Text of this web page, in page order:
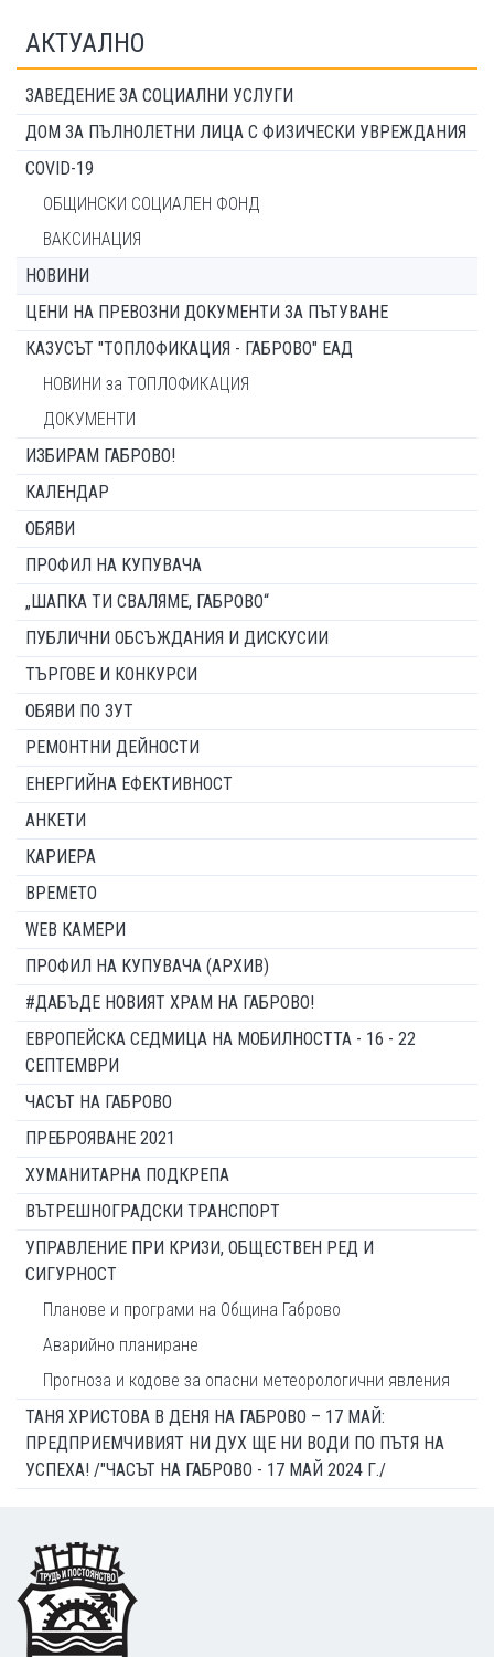
АКТУАЛНО
ЗАВЕДЕНИЕ ЗА СОЦИАЛНИ УСЛУГИ
ДОМ ЗА ПЪЛНОЛЕТНИ ЛИЦА С ФИЗИЧЕСКИ УВРЕЖДАНИЯ
COVID-19
ОБЩИНСКИ СОЦИАЛЕН ФОНД
ВАКСИНАЦИЯ
НОВИНИ
ЦЕНИ НА ПРЕВОЗНИ ДОКУМЕНТИ ЗА ПЪТУВАНЕ
КАЗУСЪТ "ТОПЛОФИКАЦИЯ - ГАБРОВО" ЕАД
НОВИНИ за ТОПЛОФИКАЦИЯ
ДОКУМЕНТИ
ИЗБИРАМ ГАБРОВО!
КАЛЕНДАР
ОБЯВИ
ПРОФИЛ НА КУПУВАЧА
„ШАПКА ТИ СВАЛЯМЕ, ГАБРОВО“
ПУБЛИЧНИ ОБСЪЖДАНИЯ И ДИСКУСИИ
ТЪРГОВЕ И КОНКУРСИ
ОБЯВИ ПО ЗУТ
РЕМОНТНИ ДЕЙНОСТИ
ЕНЕРГИЙНА ЕФЕКТИВНОСТ
АНКЕТИ
КАРИЕРА
ВРЕМЕТО
WEB КАМЕРИ
ПРОФИЛ НА КУПУВАЧА (АРХИВ)
#ДАБЪДЕ НОВИЯТ ХРАМ НА ГАБРОВО!
ЕВРОПЕЙСКА СЕДМИЦА НА МОБИЛНОСТТА - 16 - 22
СЕПТЕМВРИ
ЧАСЪТ НА ГАБРОВО
ПРЕБРОЯВАНЕ 2021
ХУМАНИТАРНА ПОДКРЕПА
ВЪТРЕШНОГРАДСКИ ТРАНСПОРТ
УПРАВЛЕНИЕ ПРИ КРИЗИ, ОБЩЕСТВЕН РЕД И
СИГУРНОСТ
Планове и програми на Община Габрово
Аварийно планиране
Прогноза и кодове за опасни метеорологични явления
ТАНЯ ХРИСТОВА В ДЕНЯ НА ГАБРОВО – 17 МАЙ:
ПРЕДПРИЕМЧИВИЯТ НИ ДУХ ЩЕ НИ ВОДИ ПО ПЪТЯ НА
УСПЕХА! /"ЧАСЪТ НА ГАБРОВО - 17 МАЙ 2024 Г./
Footer